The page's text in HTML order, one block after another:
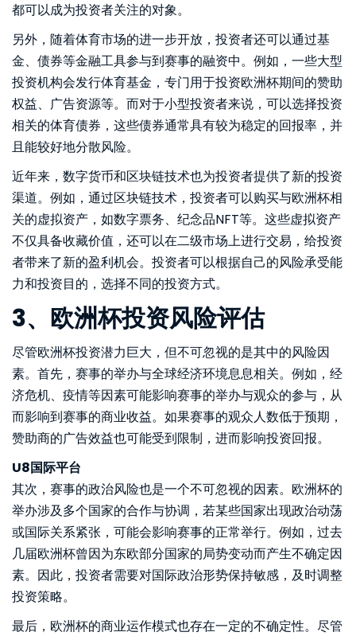
都可以成为投资者关注的对象。
另外，随着体育市场的进一步开放，投资者还可以通过基
金、债券等金融工具参与到赛事的融资中。例如，一些大型
投资机构会发行体育基金，专门用于投资欧洲杯期间的赞助
权益、广告资源等。而对于小型投资者来说，可以选择投资
相关的体育债券，这些债券通常具有较为稳定的回报率，并
且能较好地分散风险。
近年来，数字货币和区块链技术也为投资者提供了新的投资
渠道。例如，通过区块链技术，投资者可以购买与欧洲杯相
关的虚拟资产，如数字票务、纪念品NFT等。这些虚拟资产
不仅具备收藏价值，还可以在二级市场上进行交易，给投资
者带来了新的盈利机会。投资者可以根据自己的风险承受能
力和投资目的，选择不同的投资方式。
3、欧洲杯投资风险评估
尽管欧洲杯投资潜力巨大，但不可忽视的是其中的风险因
素。首先，赛事的举办与全球经济环境息息相关。例如，经
济危机、疫情等因素可能影响赛事的举办与观众的参与，从
而影响到赛事的商业收益。如果赛事的观众人数低于预期，
赞助商的广告效益也可能受到限制，进而影响投资回报。
U8国际平台
其次，赛事的政治风险也是一个不可忽视的因素。欧洲杯的
举办涉及多个国家的合作与协调，若某些国家出现政治动荡
或国际关系紧张，可能会影响赛事的正常举行。例如，过去
几届欧洲杯曾因为东欧部分国家的局势变动而产生不确定因
素。因此，投资者需要对国际政治形势保持敏感，及时调整
投资策略。
最后，欧洲杯的商业运作模式也存在一定的不确定性。尽管